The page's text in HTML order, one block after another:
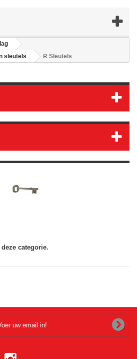
sleutels
R Sleutels
categorie.